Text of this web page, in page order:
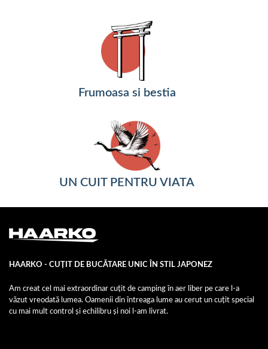
Frumoasa si bestia
UN CUIT PENTRU VIATA
HAARKO - CUȚIT DE BUCĂTARE UNIC ÎN STIL JAPONEZ
Am creat cel mai extraordinar cuțit de camping în aer liber pe care l-a
văzut vreodată lumea. Oamenii din întreaga lume au cerut un cuțit special
cu mai mult control și echilibru și noi l-am livrat.